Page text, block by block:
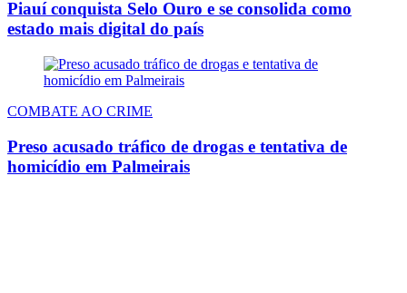
Piauí conquista Selo Ouro e se consolida como
estado mais digital do país
COMBATE AO CRIME
Preso acusado tráfico de drogas e tentativa de
homicídio em Palmeirais